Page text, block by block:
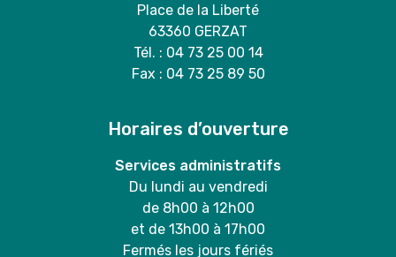
Place de la Liberté
63360 GERZAT
Tél. : 04 73 25 00 14
Fax : 04 73 25 89 50
Horaires d’ouverture
Services administratifs
Du lundi au vendredi
de 8h00 à 12h00
et de 13h00 à 17h00
Fermés les jours fériés